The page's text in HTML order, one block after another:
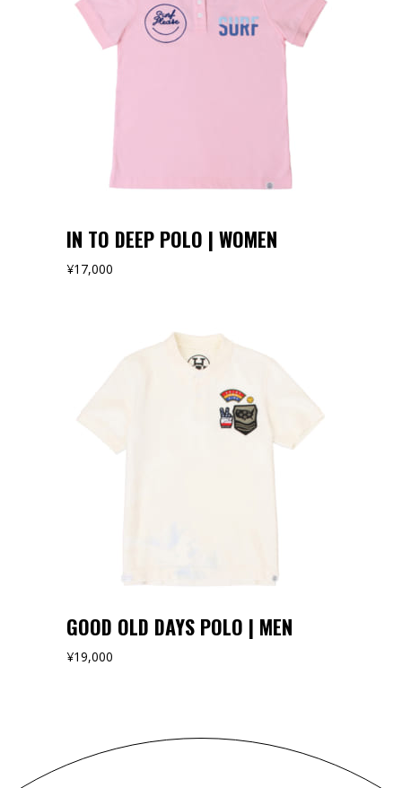
IN TO DEEP POLO | WOMEN
¥17,000
GOOD OLD DAYS POLO | MEN
¥19,000